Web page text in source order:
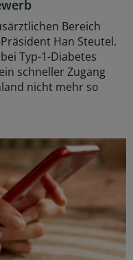
Bereich
Han Steutel.
Typ-1-Diabetes
schneller Zugang
nicht mehr so